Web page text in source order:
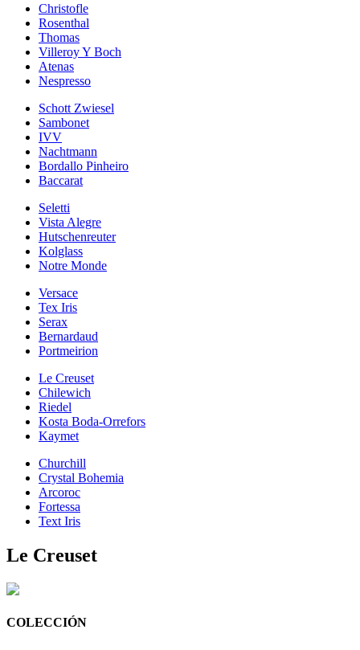
Christofle
Rosenthal
Thomas
Villeroy Y Boch
Atenas
Nespresso
Schott Zwiesel
Sambonet
IVV
Nachtmann
Bordallo Pinheiro
Baccarat
Seletti
Vista Alegre
Hutschenreuter
Kolglass
Notre Monde
Versace
Tex Iris
Serax
Bernardaud
Portmeirion
Le Creuset
Chilewich
Riedel
Kosta Boda-Orrefors
Kaymet
Churchill
Crystal Bohemia
Arcoroc
Fortessa
Text Iris
Le Creuset
COLECCIÓN